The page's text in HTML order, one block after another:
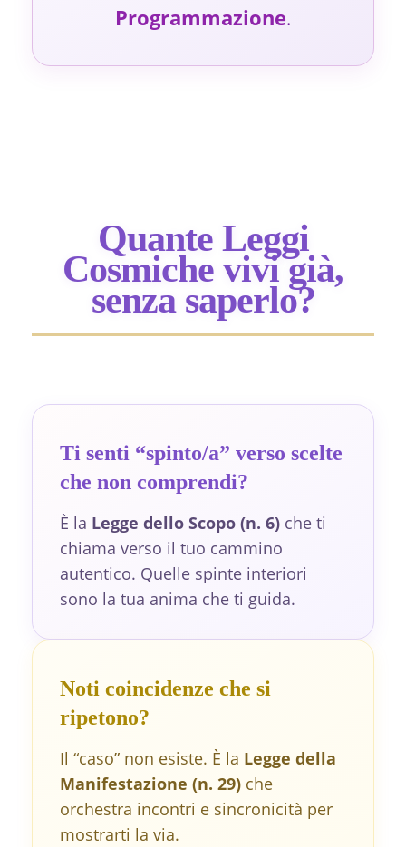
Programmazione.
Quante Leggi
Cosmiche vivi già,
senza saperlo?
Ti senti “spinto/a” verso scelte
che non comprendi?
È la Legge dello Scopo (n. 6) che ti
chiama verso il tuo cammino
autentico. Quelle spinte interiori
sono la tua anima che ti guida.
Noti coincidenze che si
ripetono?
Il “caso” non esiste. È la Legge della
Manifestazione (n. 29) che
orchestra incontri e sincronicità per
mostrarti la via.